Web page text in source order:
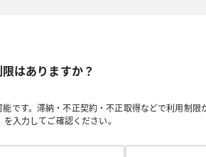
はありますか？
です。滞納・不正契約・不正取得などで利用制限
入力してご確認ください。